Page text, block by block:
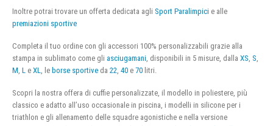
Inoltre potrai trovare un offerta dedicata agli Sport Paralimpici e alle
premiazioni sportive
Completa il tuo ordine con gli accessori 100% personalizzabili grazie alla
stampa in sublimato come gli asciugamani , disponibili in 5 misure, dalla XS S
M L e XL , le borse sportive da 22 40 e 70 litri.
Scopri la nostra offera di cuffie personalizzate, il modello in poliestere, più
classico e adatto all’uso occasionale in piscina, i modelli in silicone per i
triathlon e gli allenamento delle squadre agonistiche e nella versione